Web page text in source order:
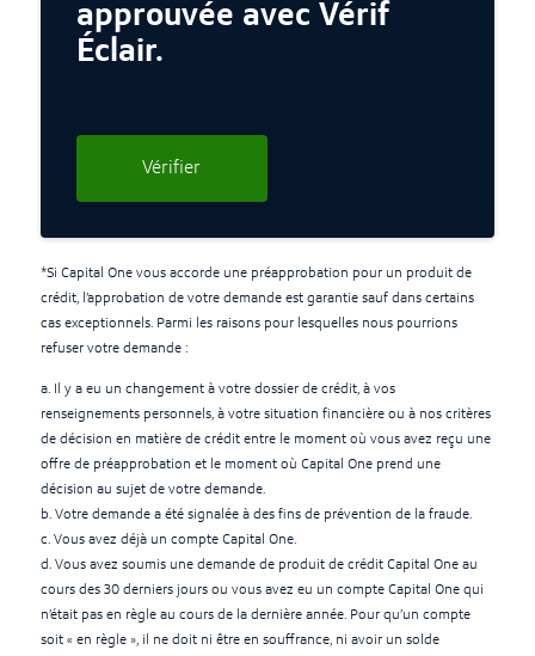
approuvée avec Vérif
Éclair.
Vérifier
*Si Capital One vous accorde une préapprobation pour un produit de
crédit, l’approbation de votre demande est garantie sauf dans certains
cas exceptionnels. Parmi les raisons pour lesquelles nous pourrions
refuser votre demande :
a. Il y a eu un changement à votre dossier de crédit, à vos
renseignements personnels, à votre situation financière ou à nos critères
de décision en matière de crédit entre le moment où vous avez reçu une
offre de préapprobation et le moment où Capital One prend une
décision au sujet de votre demande.
b. Votre demande a été signalée à des fins de prévention de la fraude.
c. Vous avez déjà un compte Capital One.
d. Vous avez soumis une demande de produit de crédit Capital One au
cours des 30 derniers jours ou vous avez eu un compte Capital One qui
n’était pas en règle au cours de la dernière année. Pour qu’un compte
soit « en règle », il ne doit ni être en souffrance, ni avoir un solde